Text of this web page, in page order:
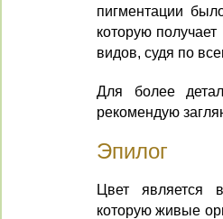
пигментации
которую получает
видов, судя по
Для более
рекомендую
Эпилог
Цвет является
которую живые